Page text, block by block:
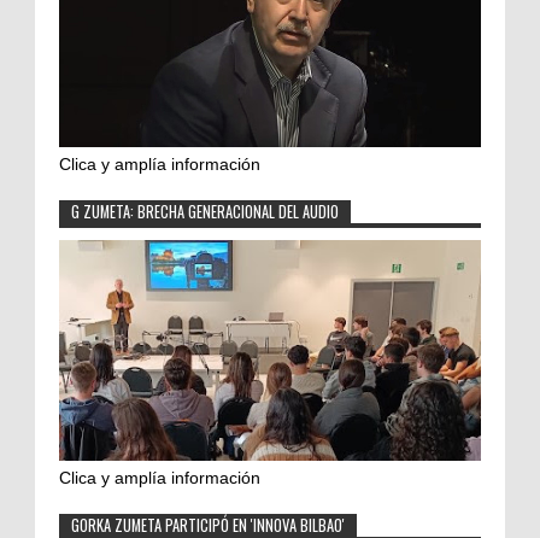
Clica y amplía información
G ZUMETA: BRECHA GENERACIONAL DEL AUDIO
Clica y amplía información
GORKA ZUMETA PARTICIPÓ EN 'INNOVA BILBAO'